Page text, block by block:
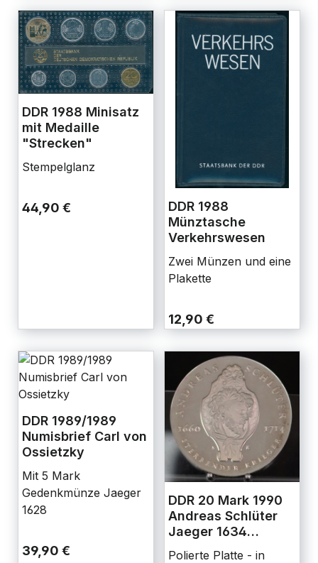
DDR 1988 Minisatz
mit Medaille
"Strecken"
Stempelglanz
44,90 €
DDR 1988
Münztasche
Verkehrswesen
Zwei Münzen und eine
Plakette
12,90 €
DDR 1989/1989
Numisbrief Carl von
Ossietzky
Mit 5 Mark
Gedenkmünze Jaeger
1628
39,90 €
DDR 20 Mark 1990
Andreas Schlüter
Jaeger 1634
Polierte Platte - in